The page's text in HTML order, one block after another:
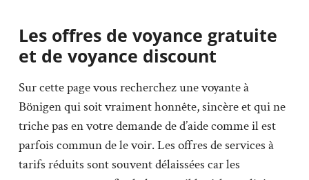
Les offres de voyance gratuite
et de voyance discount
Sur cette page vous recherchez une voyante à
Bönigen qui soit vraiment honnête, sincère et qui ne
triche pas en votre demande de d’aide comme il est
parfois commun de le voir. Les offres de services à
tarifs réduits sont souvent délaissées car les